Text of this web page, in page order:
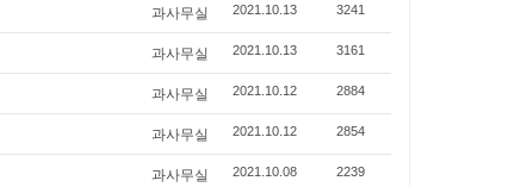
과사무실 2021.10.13 3241
과사무실 2021.10.13 3161
과사무실 2021.10.12 2884
과사무실 2021.10.12 2854
과사무실 2021.10.08 2239